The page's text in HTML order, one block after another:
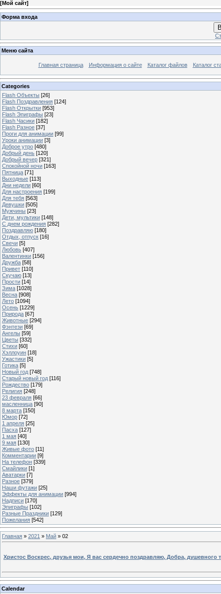
[Мой сайт]
Форма входа
Меню сайта
Главная страница Информация о сайте Каталог файлов Каталог
Categories
Flash Объекты [26]
Flash Поздравления [124]
Flash Открытки [953]
Flash Эпиграфы [23]
Flash Часики [182]
Flash Разное [37]
Проги для анимации [99]
Уроки анимации [3]
Доброе утро [480]
Добрый день [120]
Добрый вечер [321]
Спокойной ночи [163]
Пятница [71]
Выходные [113]
Дни недели [60]
Для настроения [199]
Для тебя [563]
Девушки [505]
Мужчины [23]
Дети, мультики [148]
С днем рождения [282]
Поздравляю [180]
Отдых, отпуск [16]
Свечи [5]
Любовь [407]
Валентинки [156]
Дружба [58]
Привет [110]
Скучаю [13]
Прости [14]
Зима [1028]
Весна [908]
Лето [1094]
Осень [1229]
Природа [67]
Животные [294]
Фэнтези [69]
Ангелы [59]
Цветы [332]
Стихи [60]
Хэллоуин [18]
Ужастики [5]
Готика [5]
Новый год [748]
Старый новый год [116]
Рождество [179]
Религия [248]
23 февраля [66]
масленница [90]
8 марта [150]
Юмор [72]
1 апреля [25]
Пасха [127]
1 мая [40]
9 мая [130]
Живые фото [11]
Комментарии [9]
На телефон [339]
Смайлики [1]
Аватарки [7]
Разное [379]
Наши футажи [25]
Эффекты для анимации [994]
Надписи [170]
Эпиграфы [102]
Разные Праздники [129]
Пожелания [542]
Главная » 2021 » Май » 02
Христос Воскрес, друзья мои, Я вас сердечно поздравляю, Добра,
Calendar